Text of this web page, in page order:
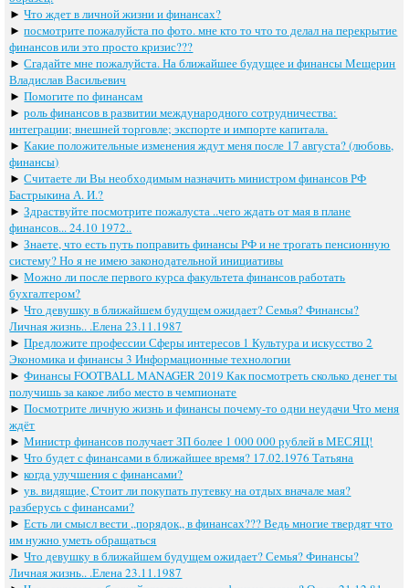
►Что ждет в личной жизни и финансах?
►посмотрите пожалуйста по фото. мне кто то что то делал на перекрытие
финансов или это просто кризис???
►Сгадайте мне пожалуйста. На ближайшее будущее и финансы Мещерин
Владислав Васильевич
►Помогите по финансам
►роль финансов в развитии международного сотрудничества:
интеграции; внешней торговле; экспорте и импорте капитала.
►Какие положительные изменения ждут меня после 17 августа? (любовь,
финансы)
►Считаете ли Вы необходимым назначить министром финансов РФ
Бастрыкина А. И.?
►Здраствуйте посмотрите пожалуста ..чего ждать от мая в плане
финансов... 24.10 1972..
►Знаете, что есть путь поправить финансы РФ и не трогать пенсионную
систему? Но я не имею законодательной инициативы
►Можно ли после первого курса факультета финансов работать
бухгалтером?
►Что девушку в ближайшем будущем ожидает? Семья? Финансы?
Личная жизнь.. .Елена 23.11.1987
►Предложите профессии Сферы интересов 1 Культура и искусство 2
Экономика и финансы 3 Информационные технологии
►Финансы FOOTBALL MANAGER 2019 Как посмотреть сколько денег ты
получишь за какое либо место в чемпионате
►Посмотрите личную жизнь и финансы почему-то одни неудачи Что меня
ждёт
►Министр финансов получает ЗП более 1 000 000 рублей в МЕСЯЦ!
►Что будет с финансами в ближайшее время? 17.02.1976 Татьяна
►когда улучшения с финансами?
►ув. видящие, Cтоит ли покупать путевку на отдых вначале мая?
разберусь с финансами?
►Есть ли смысл вести ,,порядок,, в финансах??? Ведь многие твердят что
им нужно уметь обращаться
►Что девушку в ближайшем будущем ожидает? Семья? Финансы?
Личная жизнь.. .Елена 23.11.1987